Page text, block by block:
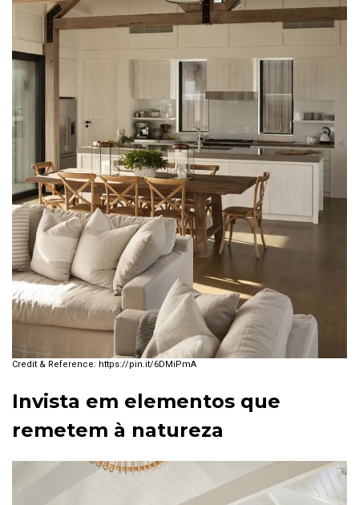
https://pin.it/6DMiPmA
Invista em elementos que
remetem à natureza